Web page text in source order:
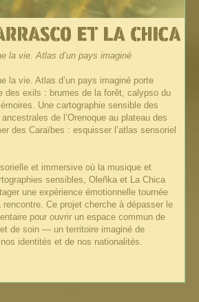
la vie. Atlas d’un pays imaginé
la vie. Atlas d’un pays imaginé porte
des exils : brumes de la forêt, calypso du
Une cartographie sensible des
de l’Orenoque au plateau des
des Caraïbes : esquisser l’atlas sensoriel
et immersive où la musique et
sensibles, Oleñka et La Chica
une expérience émotionnelle tournée
Ce projet cherche à dépasser le
pour ouvrir un espace commun de
de soin — un territoire imaginé de
identités et de nos nationalités.